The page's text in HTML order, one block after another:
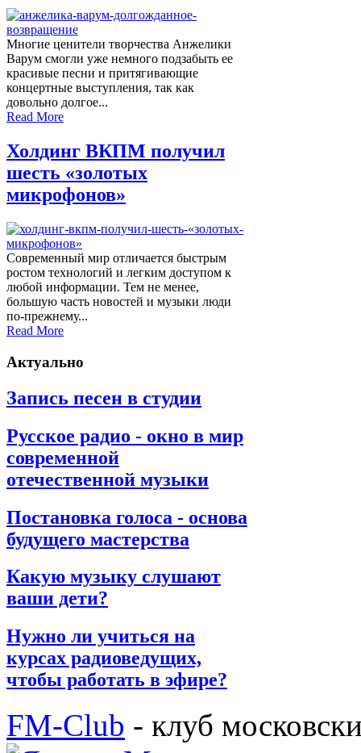
Многие ценители творчества Анжелики
Варум смогли уже немного подзабыть ее
красивые песни и притягивающие
концертные выступления, так как
довольно долгое...
Read More
Холдинг ВКПМ получил
шесть «золотых
микрофонов»
Современный мир отличается быстрым
ростом технологий и легким доступом к
любой информации. Тем не менее,
большую часть новостей и музыки люди
по-прежнему...
Read More
Актуально
Запись песен в студии
Русское радио - окно в мир
современной
отечественной музыки
Постановка голоса - основа
будущего мастерства
Какую музыку слушают
ваши дети?
Нужно ли учиться на
курсах радиоведущих,
чтобы работать в эфире?
FM-Club - клуб